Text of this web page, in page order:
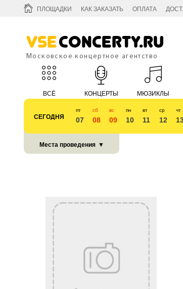
ПЛОЩАДКИ КАК ЗАКАЗАТЬ ОПЛАТА
VseConcerty.ru
Московское концертное агентство
ВСЁ КОНЦЕРТЫ МЮЗИКЛЫ
СЕГОДНЯ
пт
07
сб
08
вс
09
пн
10
вт
11
ср
12
чт
Места проведения ▼